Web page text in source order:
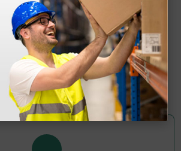
aneroide Heine G5 con
e borsello
1 pz.